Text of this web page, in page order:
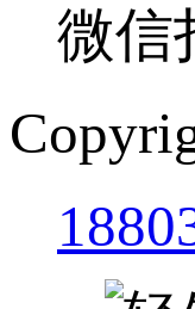
微信